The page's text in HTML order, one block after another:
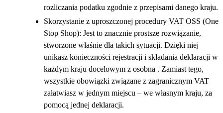
rozliczania podatku zgodnie z przepisami danego kraju.
Skorzystanie z uproszczonej procedury VAT OSS (One
Stop Shop): Jest to znacznie prostsze rozwiązanie,
stworzone właśnie dla takich sytuacji. Dzięki niej
unikasz konieczności rejestracji i składania deklaracji w
każdym kraju docelowym z osobna . Zamiast tego,
wszystkie obowiązki związane z zagranicznym VAT
załatwiasz w jednym miejscu – we własnym kraju, za
pomocą jednej deklaracji.